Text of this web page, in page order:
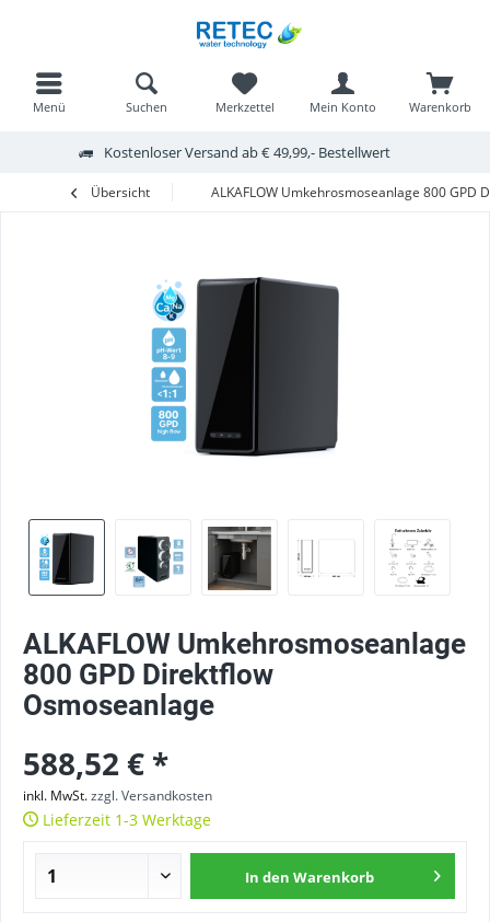
Kostenloser Versand ab € 49,99,- Bestellwert
Menü Warenkorb
Merkzettel Mein Konto
Suchen
Übersicht ALKAFLOW Umkehrosmoseanlage 800 GPD
ALKAFLOW Umkehrosmoseanlage
800 GPD Direktflow
Osmoseanlage
588,52 € *
inkl. MwSt.zzgl. Versandkosten
Lieferzeit 1-3 Werktage
In den Warenkorb